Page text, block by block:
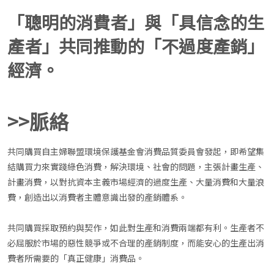
「聰明的消費者」與「具信念的生
產者」共同推動的「不過度產銷」
經濟。
>>脈絡
共同購買自主婦聯盟環境保護基金會消費品質委員會發起，即希望集
結購買力來實踐綠色消費，解決環境、社會的問題，主張計畫生產、
計畫消費，以對抗資本主義市場經濟的過度生產、大量消費和大量浪
費，創造出以消費者主體意識出發的產銷體系。
共同購買採取預約與契作，如此對生產和消費兩端都有利。生產者不
必屈服於市場的惡性競爭或不合理的產銷制度，而能安心的生產出消
費者所需要的「真正健康」消費品。